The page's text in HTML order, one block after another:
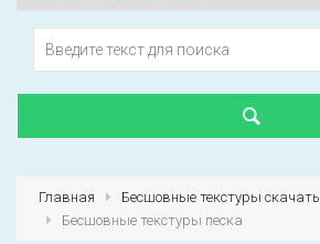
Первый раз?
Главная
Бесшовные текстуры скачать
Бесшовные текстуры песка